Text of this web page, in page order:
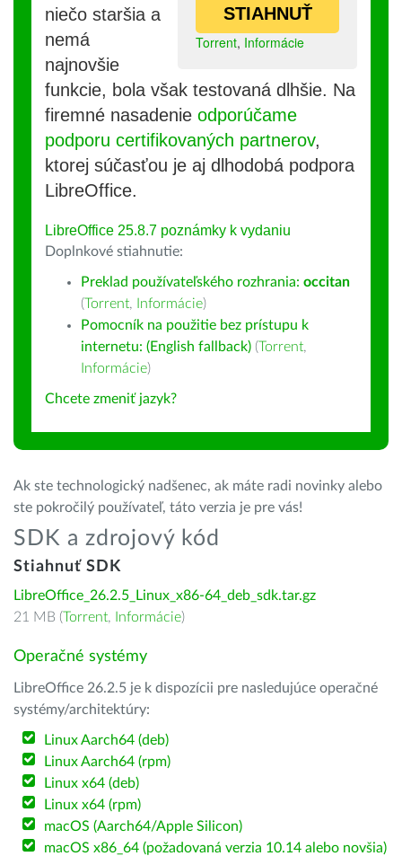
STIAHNUŤ
Torrent, Informácie
niečo staršia a
nemá
najnovšie
funkcie, bola však testovaná dlhšie. Na
firemné nasadenie odporúčame
podporu certifikovaných partnerov,
ktorej súčasťou je aj dlhodobá podpora
LibreOffice.
LibreOffice 25.8.7 poznámky k vydaniu
Doplnkové stiahnutie:
Preklad používateľského rozhrania: occitan
(Torrent, Informácie)
Pomocník na použitie bez prístupu k
internetu: (English fallback) (Torrent,
Informácie)
Chcete zmeniť jazyk?
Ak ste technologický nadšenec, ak máte radi novinky alebo
ste pokročilý používateľ, táto verzia je pre vás!
SDK a zdrojový kód
Stiahnuť SDK
LibreOffice_26.2.5_Linux_x86-64_deb_sdk.tar.gz
21 MB (Torrent, Informácie)
Operačné systémy
LibreOffice 26.2.5 je k dispozícii pre nasledujúce operačné
systémy/architektúry:
Linux Aarch64 (deb)
Linux Aarch64 (rpm)
Linux x64 (deb)
Linux x64 (rpm)
macOS (Aarch64/Apple Silicon)
macOS x86_64 (požadovaná verzia 10.14 alebo novšia)